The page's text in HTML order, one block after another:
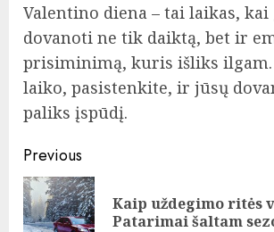
Valentino diena – tai laikas, kai
dovanoti ne tik daiktą, bet ir
prisiminimą, kuris išliks
laiko, pasistenkite, ir jūsų
paliks įspūdį.
Continue
Reading
Previous
Kaip uždegimo ritės
Patarimai šaltam